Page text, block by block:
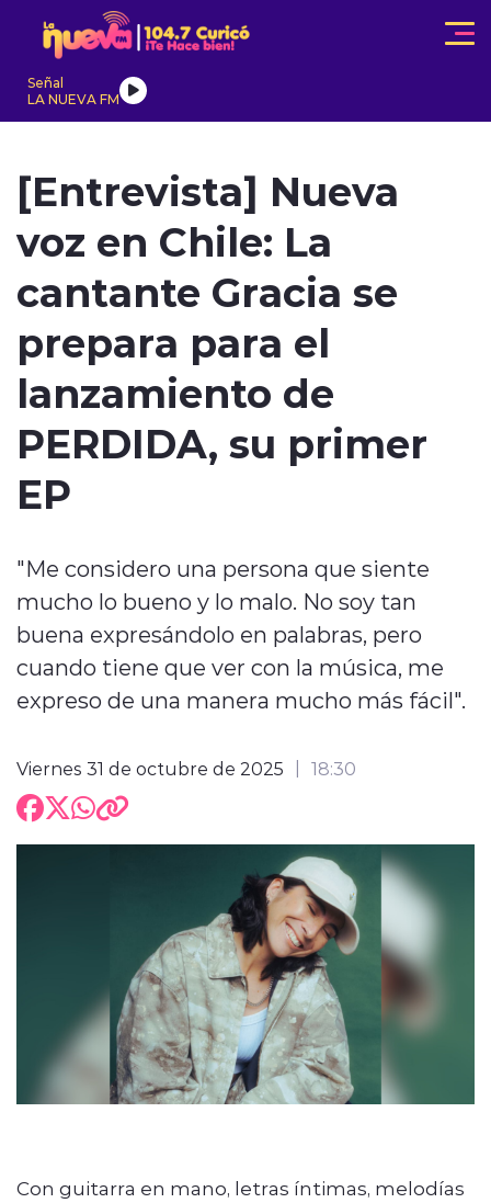
Click acá para ir directamente al contenido
Señal
LA NUEVA FM
ACTUALIDAD
modo claro
[Entrevista] Nueva
voz en Chile: La
cantante Gracia se
prepara para el
lanzamiento de
PERDIDA, su primer
EP
"Me considero una persona que siente
mucho lo bueno y lo malo. No soy tan
buena expresándolo en palabras, pero
cuando tiene que ver con la música, me
expreso de una manera mucho más fácil".
Viernes 31 de octubre de 2025 18:30
Con guitarra en mano, letras íntimas, melodías